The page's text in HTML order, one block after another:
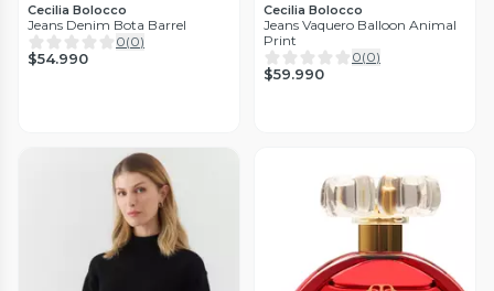
Cecilia Bolocco
Jeans Denim Bota Barrel
0(0)
$54.990
Cecilia Bolocco
Jeans Vaquero Balloon Animal
Print
0(0)
$59.990